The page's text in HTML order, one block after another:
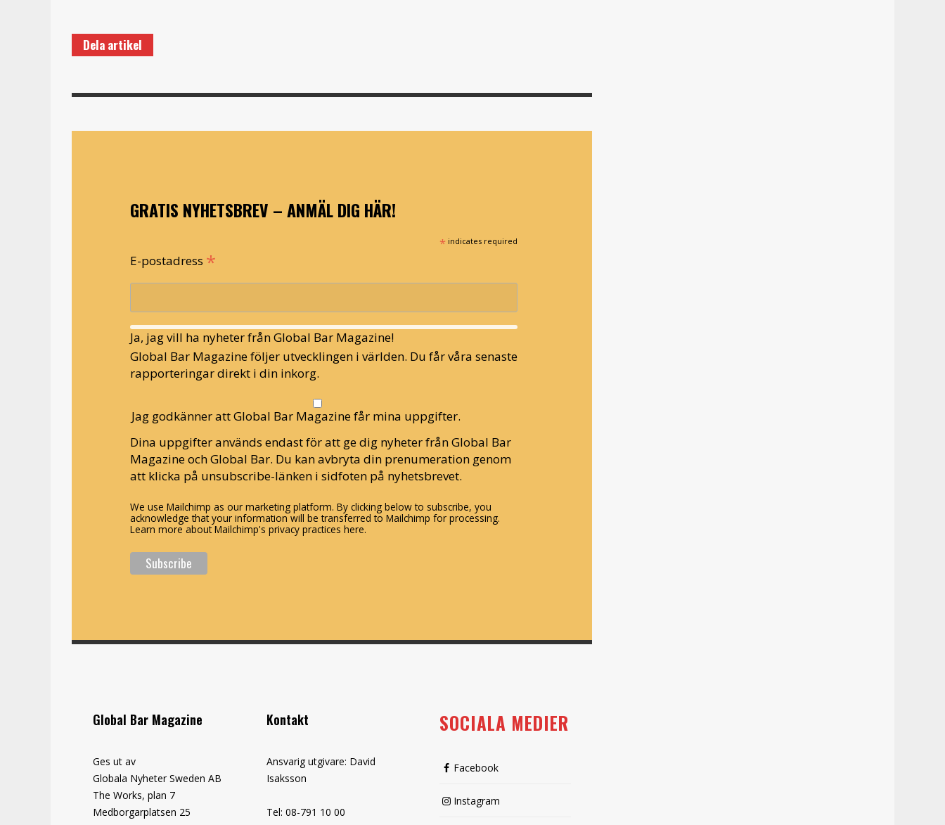
Dela artikel
GRATIS NYHETSBREV – ANMÄL DIG HÄR!
* indicates required
E-postadress *
Ja, jag vill ha nyheter från Global Bar Magazine!
Global Bar Magazine följer utvecklingen i världen. Du får våra senaste
rapporteringar direkt i din inkorg.
Jag godkänner att Global Bar Magazine får mina uppgifter.
Dina uppgifter används endast för att ge dig nyheter från Global Bar
Magazine och Global Bar. Du kan avbryta din prenumeration genom
att klicka på unsubscribe-länken i sidfoten på nyhetsbrevet.
We use Mailchimp as our marketing platform. By clicking below to subscribe, you
acknowledge that your information will be transferred to Mailchimp for processing.
Learn more about Mailchimp's privacy practices here.
Global Bar Magazine
Ges ut av
Globala Nyheter Sweden AB
The Works, plan 7
Medborgarplatsen 25
Kontakt
Ansvarig utgivare: David
Isaksson
Tel: 08-791 10 00
SOCIALA MEDIER
Facebook
Instagram